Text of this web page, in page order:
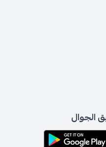
الجوال